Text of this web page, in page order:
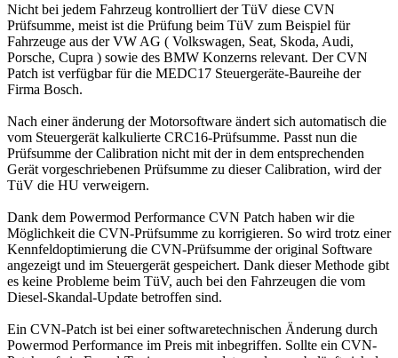
Nicht bei jedem Fahrzeug kontrolliert der TüV diese CVN
Prüfsumme, meist ist die Prüfung beim TüV zum Beispiel für
Fahrzeuge aus der VW AG ( Volkswagen, Seat, Skoda, Audi,
Porsche, Cupra ) sowie des BMW Konzerns relevant. Der CVN
Patch ist verfügbar für die MEDC17 Steuergeräte-Baureihe der
Firma Bosch.
Nach einer änderung der Motorsoftware ändert sich automatisch die
vom Steuergerät kalkulierte CRC16-Prüfsumme. Passt nun die
Prüfsumme der Calibration nicht mit der in dem entsprechenden
Gerät vorgeschriebenen Prüfsumme zu dieser Calibration, wird der
TüV die HU verweigern.
Dank dem Powermod Performance CVN Patch haben wir die
Möglichkeit die CVN-Prüfsumme zu korrigieren. So wird trotz einer
Kennfeldoptimierung die CVN-Prüfsumme der original Software
angezeigt und im Steuergerät gespeichert. Dank dieser Methode gibt
es keine Probleme beim TüV, auch bei den Fahrzeugen die vom
Diesel-Skandal-Update betroffen sind.
Ein CVN-Patch ist bei einer softwaretechnischen Änderung durch
Powermod Performance im Preis mit inbegriffen. Sollte ein CVN-